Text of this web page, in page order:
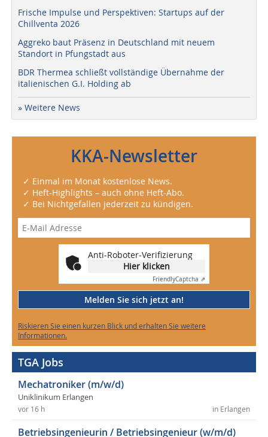
Frische Impulse und Perspektiven: Startups auf der
Chillventa 2026
Aggreko baut Präsenz in Deutschland mit neuem
Standort in Pfungstadt aus
BDR Thermea schließt vollständige Übernahme der
italienischen G.I. Holding ab
» Weitere News
KKA-Newsletter
✓ Einmal im Monat kostenlose News.
✓ Heft-Highlights – auch ohne Heft-Abo.
✓ Bei Nichtgefallen jederzeit zu kündigen.
Anti-Roboter-Verifizierung
Hier klicken
FriendlyCaptcha ⇗
Melden Sie sich jetzt an!
Riskieren Sie einen kurzen Blick und erhalten Sie weitere
Informationen.
TGA Jobs
Mechatroniker (m/w/d)
Uniklinikum Erlangen
in Erlangen
vor 16 h
Betriebsingenieurin / Betriebsingenieur (w/m/d)